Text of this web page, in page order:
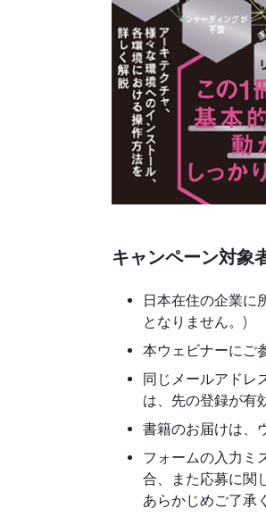
キャンペーン対象
日本在住の企業に
となりません。)
本ウェビナーにご
同じメールアドレ
は、先の登録が有
書籍のお届けは、
フォームの入力ミ
合、また応募に関
あらかじめご了承